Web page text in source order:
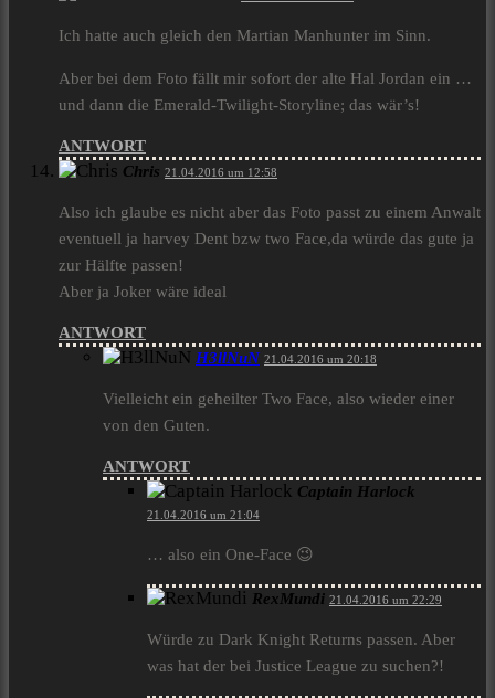
Ich hatte auch gleich den Martian Manhunter im Sinn.
Aber bei dem Foto fällt mir sofort der alte Hal Jordan ein …
und dann die Emerald-Twilight-Storyline; das wär’s!
ANTWORT
Chris 21.04.2016 um 12:58
Also ich glaube es nicht aber das Foto passt zu einem Anwalt
eventuell ja harvey Dent bzw two Face,da würde das gute ja
zur Hälfte passen!
Aber ja Joker wäre ideal
ANTWORT
H3llNuN 21.04.2016 um 20:18
Vielleicht ein geheilter Two Face, also wieder einer
von den Guten.
ANTWORT
Captain Harlock
21.04.2016 um 21:04
… also ein One-Face 😉
RexMundi 21.04.2016 um 22:29
Würde zu Dark Knight Returns passen. Aber
was hat der bei Justice League zu suchen?!